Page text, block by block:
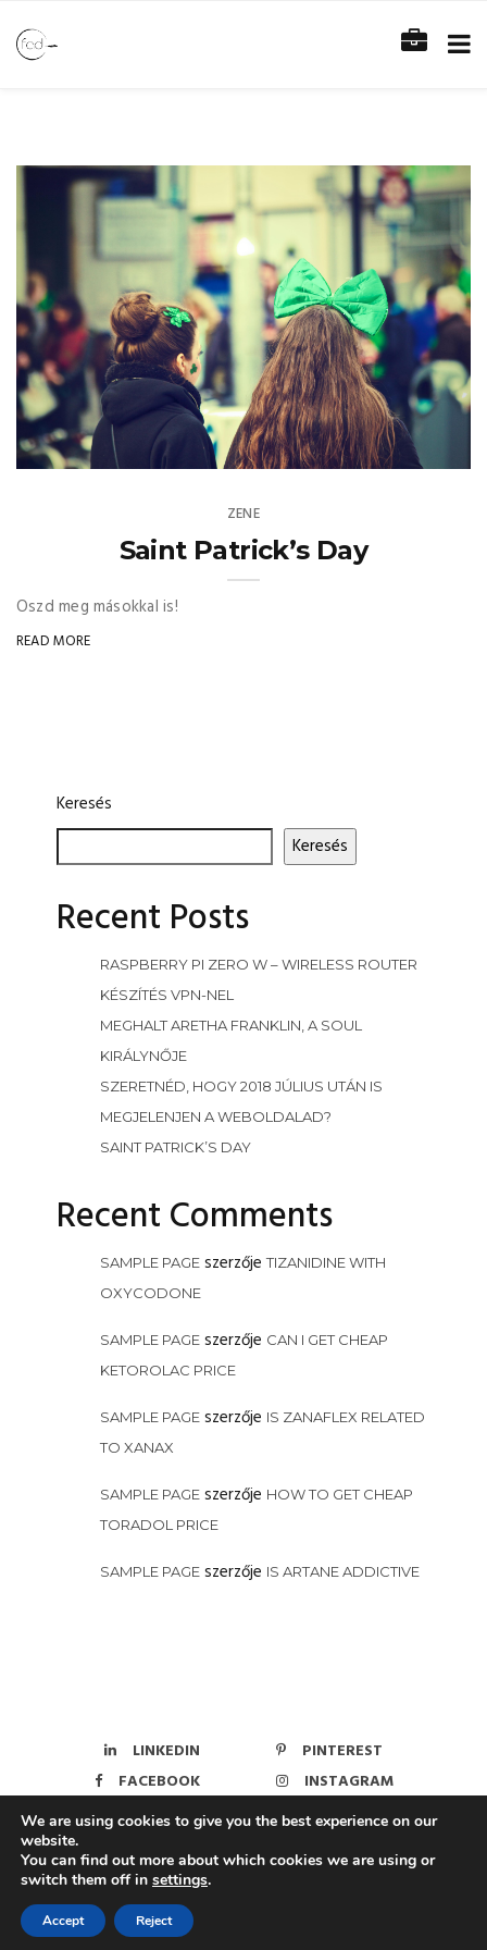
ZENE
Saint Patrick’s Day
Oszd meg másokkal is!
READ MORE
Keresés
Keresés
Recent Posts
RASPBERRY PI ZERO W – WIRELESS ROUTER
KÉSZÍTÉS VPN-NEL
MEGHALT ARETHA FRANKLIN, A SOUL
KIRÁLYNŐJE
SZERETNÉD, HOGY 2018 JÚLIUS UTÁN IS
MEGJELENJEN A WEBOLDALAD?
SAINT PATRICK’S DAY
Recent Comments
SAMPLE PAGEszerzőjeTIZANIDINE WITH
OXYCODONE
SAMPLE PAGEszerzője CAN I GET CHEAP
KETOROLAC PRICE
SAMPLE PAGEszerzője IS ZANAFLEX RELATED
TO XANAX
SAMPLE PAGEszerzője HOW TO GET CHEAP
TORADOL PRICE
SAMPLE PAGEszerzője IS ARTANE ADDICTIVE
LINKEDIN
PINTEREST
FACEBOOK
INSTAGRAM
GITHUB
Copyright © 2026 FADcafe
We are using cookies to give you the best experience on our
website.
You can find out more about which cookies we are using or
switch them off in settings.
Accept Reject